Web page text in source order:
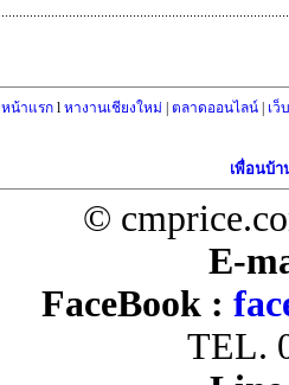
หน้าแรกl หางานเชียงใหม่ | ตลาดออนไลน์| เว็
เพื่อนบ้า
©
E-
FaceBook :
TEL.